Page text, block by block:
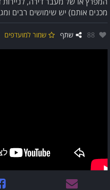
מכנים אותם) יש שימושים רבים
אהבו:
88 שתף שמור למועדפים